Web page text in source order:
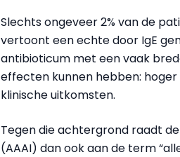
Slechts ongeveer 2% van de
vertoont een echte door IgE
antibioticum met een vaak
effecten kunnen hebben:
klinische uitkomsten.
Tegen die achtergrond raadt de
(AAAI) dan ook aan de term